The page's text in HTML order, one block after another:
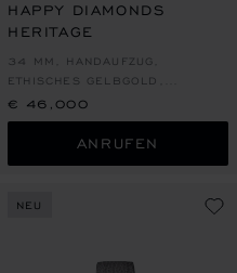
HAPPY DIAMONDS
HERITAGE
34 MM, HANDAUFZUG,
ETHISCHES GELBGOLD,
DIAMANTEN
€ 46,000
ANRUFEN
NEU